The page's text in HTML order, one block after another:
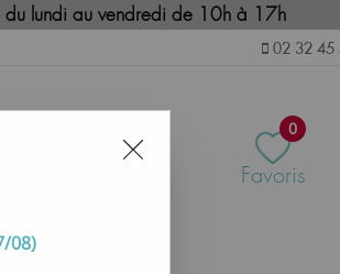
du lundi au vendredi de 10h à 17h
02 32 45
0
Favoris
nous
08)